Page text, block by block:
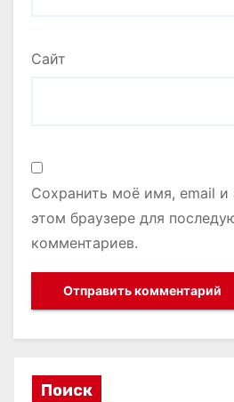
Сайт
Сохранить моё имя, email и
этом браузере для
комментариев.
Поиск